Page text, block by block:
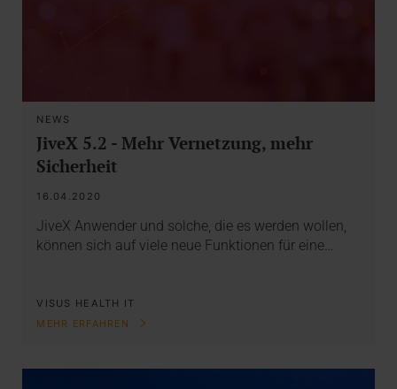
NEWS
JiveX 5.2 - Mehr Vernetzung, mehr
Sicherheit
16.04.2020
JiveX Anwender und solche, die es werden wollen,
können sich auf viele neue Funktionen für eine…
VISUS HEALTH IT
MEHR ERFAHREN